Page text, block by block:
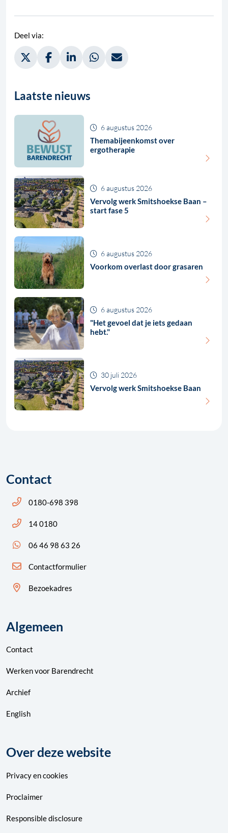
Deel via:
Deel via Twitter, opent in nieuw tabblad
Deel via Facebook, opent in nieuw tabblad
Deel via LinkedIn, opent in nieuw tabblad
Deel via WhatsApp, opent in nieuw
Deel via Mail, opent in nieuw
Laatste nieuws
Themabijeenkomst over
ergotherapie
6 augustus 2026
Vervolg werk Smitshoekse Baan –
start fase 5
6 augustus 2026
Voorkom overlast door grasaren
6 augustus 2026
"Het gevoel dat je iets gedaan
hebt."
6 augustus 2026
Vervolg werk Smitshoekse Baan
30 juli 2026
Contact
Bel ons: 14 0180
0180-698 398
Bel ons: 14 0180
14 0180
App ons: 06 46 98 63 26 (WhatsApp)
06 46 98 63 26
Contactformulier
Bezoekadres
Algemeen
Contact
Werken voor Barendrecht
Archief
English
Over deze website
Privacyencookies
Proclaimer
Responsible disclosure